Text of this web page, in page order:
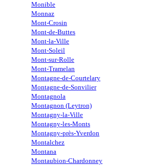
Monible
Monnaz
Mont-Crosin
Mont-de-Buttes
Mont-la-Ville
Mont-Soleil
Mont-sur-Rolle
Mont-Tramelan
Montagne-de-Courtelary
Montagne-de-Sonvilier
Montagnola
Montagnon (Leytron)
Montagny-la-Ville
Montagny-les-Monts
Montagny-près-Yverdon
Montalchez
Montana
Montaubion-Chardonney